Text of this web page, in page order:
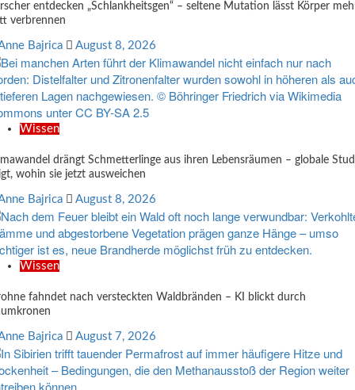
entdecken „Schlankheitsgen“ – seltene Mutation lässt Körper
verbrennen
Bajrica August 8, 2026
Wissen
drängt Schmetterlinge aus ihren Lebensräumen – globale
wohin sie jetzt ausweichen
Bajrica August 8, 2026
Wissen
fahndet nach versteckten Waldbränden – KI blickt durch
Bajrica August 7, 2026